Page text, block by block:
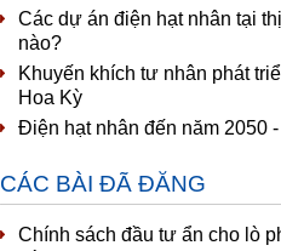
Các dự án điện hạt nhân tại
nào?
Khuyến khích tư nhân phát
Hoa Kỳ
Điện hạt nhân đến năm 2050
CÁC BÀI ĐÃ ĐĂNG
Chính sách đầu tư ẩn cho lò